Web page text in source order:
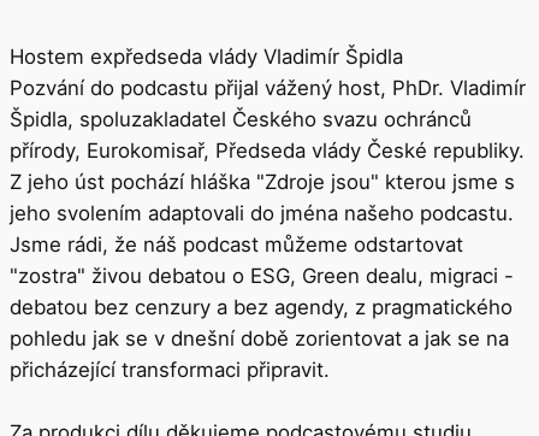
Hostem expředseda vlády Vladimír Špidla
Pozvání do podcastu přijal vážený host, PhDr. Vladimír
Špidla, spoluzakladatel Českého svazu ochránců
přírody, Eurokomisař, Předseda vlády České republiky.
Z jeho úst pochází hláška "Zdroje jsou" kterou jsme s
jeho svolením adaptovali do jména našeho podcastu.
Jsme rádi, že náš podcast můžeme odstartovat
"zostra" živou debatou o ESG, Green dealu, migraci -
debatou bez cenzury a bez agendy, z pragmatického
pohledu jak se v dnešní době zorientovat a jak se na
přicházející transformaci připravit.